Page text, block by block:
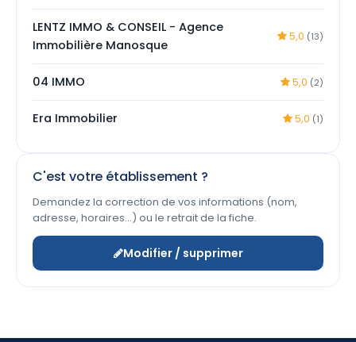
LENTZ IMMO & CONSEIL - Agence
Immobilière Manosque
5,0 (13)
04 IMMO 5,0 (2)
Era Immobilier 5,0 (1)
C'est votre établissement ?
Demandez la correction de vos informations (nom,
adresse, horaires…) ou le retrait de la fiche.
Modifier / supprimer